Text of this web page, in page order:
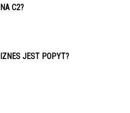
C2?
JEST POPYT?